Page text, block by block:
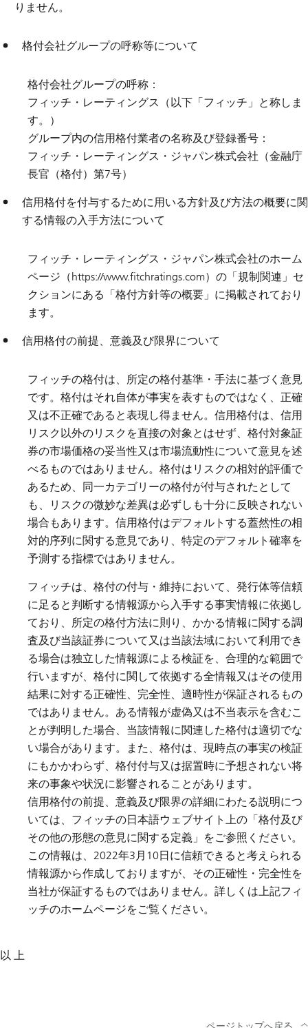
りません。
格付会社グループの呼称等について
格付会社グループの呼称：
フィッチ・レーティングス（以下「フィッチ」と称しま
す。）
グループ内の信用格付業者の名称及び登録番号：
フィッチ・レーティングス・ジャパン株式会社（金融庁
長官（格付）第7号）
信用格付を付与するために用いる方針及び方法の概要に関
する情報の入手方法について
フィッチ・レーティングス・ジャパン株式会社のホーム
ページ（https://www.fitchratings.com）の「規制関連」セ
クションにある「格付方針等の概要」に掲載されており
ます。
信用格付の前提、意義及び限界について
フィッチの格付は、所定の格付基準・手法に基づく意見
です。格付はそれ自体が事実を表すものではなく、正確
又は不正確であると表現し得ません。信用格付は、信用
リスク以外のリスクを直接の対象とはせず、格付対象証
券の市場価格の妥当性又は市場流動性について意見を述
べるものではありません。格付はリスクの相対的評価で
あるため、同一カテゴリーの格付が付与されたとして
も、リスクの微妙な差異は必ずしも十分に反映されない
場合もあります。信用格付はデフォルトする蓋然性の相
対的序列に関する意見であり、特定のデフォルト確率を
予測する指標ではありません。
フィッチは、格付の付与・維持において、発行体等信頼
に足ると判断する情報源から入手する事実情報に依拠し
ており、所定の格付方法に則り、かかる情報に関する調
査及び当該証券について又は当該法域において利用でき
る場合は独立した情報源による検証を、合理的な範囲で
行いますが、格付に関して依拠する全情報又はその使用
結果に対する正確性、完全性、適時性が保証されるもの
ではありません。ある情報が虚偽又は不当表示を含むこ
とが判明した場合、当該情報に関連した格付は適切でな
い場合があります。また、格付は、現時点の事実の検証
にもかかわらず、格付付与又は据置時に予想されない将
来の事象や状況に影響されることがあります。
信用格付の前提、意義及び限界の詳細にわたる説明につ
いては、フィッチの日本語ウェブサイト上の「格付及び
その他の形態の意見に関する定義」をご参照ください。
この情報は、2022年3月10日に信頼できると考えられる
情報源から作成しておりますが、その正確性・完全性を
当社が保証するものではありません。詳しくは上記フィ
ッチのホームページをご覧ください。
以 上